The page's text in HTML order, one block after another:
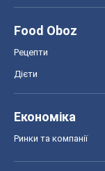
Food Oboz
Рецепти
Дієти
Економіка
Ринки та компанії